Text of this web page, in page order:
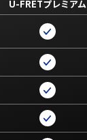
U-FRETプレミアム